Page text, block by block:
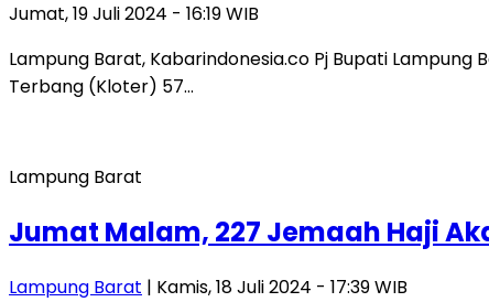
Jumat, 19 Juli 2024 - 16:19 WIB
Lampung Barat, Kabarindonesia.co Pj Bupati
Terbang (Kloter) 57…
Lampung Barat
Jumat Malam, 227 Jemaah Haji
Lampung Barat | Kamis, 18 Juli 2024 - 17:39 WIB